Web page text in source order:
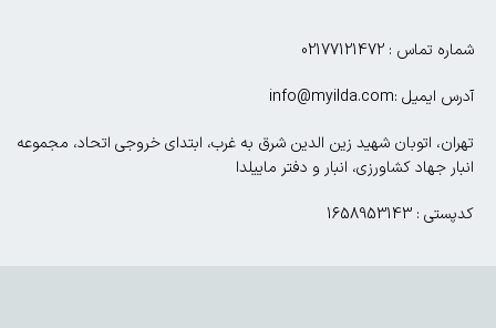
شماره تماس : 02177121472
آدرس ایمیل :info@myilda.com
تهران، اتوبان شهید زین الدین شرق به غرب، ابتدای خروجی اتحاد، مجموعه
انبار جهاد کشاورزی، انبار و دفتر ماییلدا
کدپستی : 1658953143